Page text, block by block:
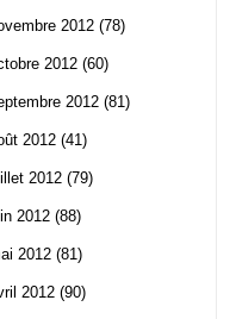
2012 (78)
2012 (60)
2012 (81)
2012 (41)
2012 (79)
2012 (88)
2012 (81)
2012 (90)